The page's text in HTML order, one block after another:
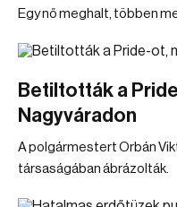
Egy nő meghalt, többen
Betiltották a
Nagyváradon
A polgármestert Orbán
társaságában ábrázolták.